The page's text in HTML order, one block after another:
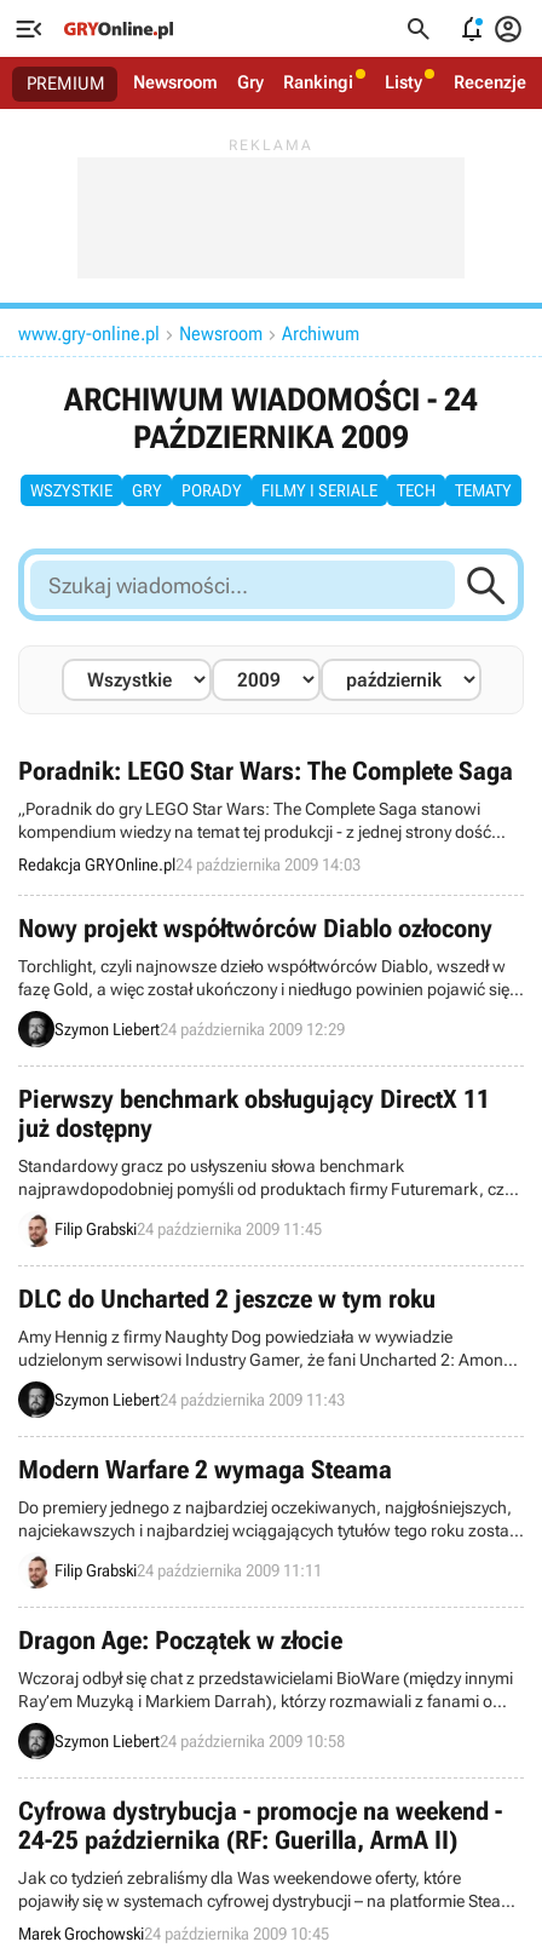
   
PREMIUM Newsroom Gry Rankingi Listy Recenzje
www.gry-online.pl  Newsroom  Archiwum
ARCHIWUM WIADOMOŚCI - 24
PAŹDZIERNIKA 2009
WSZYSTKIE GRY PORADY FILMY I SERIALE TECH TEMATY
Szukaj
wiadomości...

Poradnik: LEGO Star Wars: The Complete Saga
„Poradnik do gry LEGO Star Wars: The Complete Saga stanowi
kompendium wiedzy na temat tej produkcji - z jednej strony dość
prostej, ale z drugiej najeżonej sekretami i bonusami do
odblokowania."
Redakcja GRYOnline.pl24 października 2009 14:03
Nowy projekt współtwórców Diablo ozłocony
Torchlight, czyli najnowsze dzieło współtwórców Diablo, wszedł w
fazę Gold, a więc został ukończony i niedługo powinien pojawić się
na rynku. Planowa premiery produkcji odbędzie się 27 października.
Przedstawiciele studia Runic Games udzielili dwóch wywiadów, w
Szymon Liebert24 października 2009 12:29
Pierwszy benchmark obsługujący DirectX 11
już dostępny
Standardowy gracz po usłyszeniu słowa benchmark
najprawdopodobniej pomyśli od produktach firmy Futuremark, czyli
znanej serii 3D Mark. Tymczasem to nie ta firma jest odpowiedzialna
za udostępnienie pierwszego testu pokazującego możliwości
Filip Grabski24 października 2009 11:45
DLC do Uncharted 2 jeszcze w tym roku
Amy Hennig z firmy Naughty Dog powiedziała w wywiadzie
udzielonym serwisowi Industry Gamer, że fani Uncharted 2: Among
Thieves powinni spodziewać się dodatków DLC do gry jeszcze w tym
roku. Podobno druga odsłona przygód zawadiackiego podróżnika
Szymon Liebert24 października 2009 11:43
Modern Warfare 2 wymaga Steama
Do premiery jednego z najbardziej oczekiwanych, najgłośniejszych,
najciekawszych i najbardziej wciągających tytułów tego roku zostały
raptem dwa tygodnie z niewielkim hakiem. To właśnie wtedy Call of
Duty: Modern Warfare 2 pojawi się na konsolach i komputerach PC.
Filip Grabski24 października 2009 11:11
Dragon Age: Początek w złocie
Wczoraj odbył się chat z przedstawicielami BioWare (między innymi
Ray’em Muzyką i Markiem Darrah), którzy rozmawiali z fanami o
Dragon Age: Początek. Twórcy ujawnili też na oficjalnej stronie, że
produkcja weszła w fazę Gold, więc została ukończona.
Szymon Liebert24 października 2009 10:58
Cyfrowa dystrybucja - promocje na weekend -
24-25 października (RF: Guerilla, ArmA II)
Jak co tydzień zebraliśmy dla Was weekendowe oferty, które
pojawiły się w systemach cyfrowej dystrybucji – na platformie Steam
oraz w serwisach Good Old Games, Direct2Drive, Impulse i
GamersGate. Tym razem internetowe sieci sprzedaży oferują po
Marek Grochowski24 października 2009 10:45